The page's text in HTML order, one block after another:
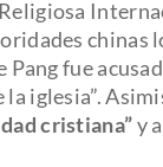
chinas
fue
iglesia”.
cristiana”y